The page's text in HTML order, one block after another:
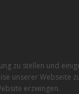
zu stellen und
unserer Webseite
erzwingen.